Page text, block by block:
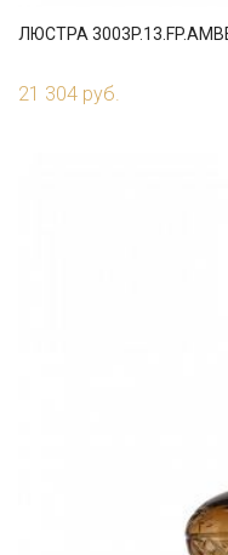
ЛЮСТРА
21 304 руб.